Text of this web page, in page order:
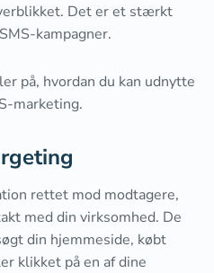
Det er et stærkt
kampagner.
på, hvordan du kan udnytte
marketing.
rettet mod modtagere,
med din virksomhed. De
din hjemmeside, købt
klikket på en af dine